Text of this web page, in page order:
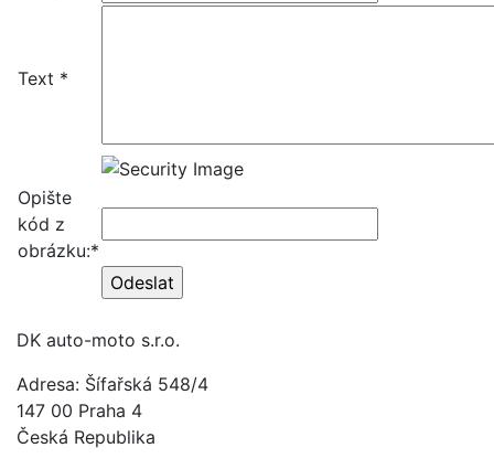
Text *
Opište
kód z
obrázku:*
DK auto-moto s.r.o.
Adresa: Šífařská 548/4
147 00 Praha 4
Česká Republika